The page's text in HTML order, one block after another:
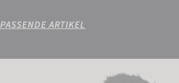
PASSENDE ARTIKEL